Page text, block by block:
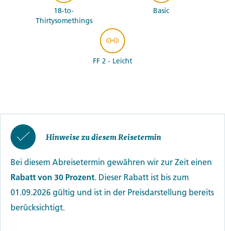
18-to-
Thirtysomethings
Basic
FF 2 - Leicht
Hinweise zu diesem Reisetermin
Bei diesem Abreisetermin gewähren wir zur Zeit einen
Rabatt von 30 Prozent. Dieser Rabatt ist bis zum
01.09.2026 gültig und ist in der Preisdarstellung bereits
berücksichtigt.